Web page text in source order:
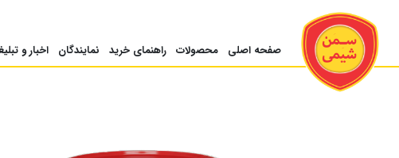
صفحه اصلی محصولات راهنمای خرید نمایندگان اخبار و